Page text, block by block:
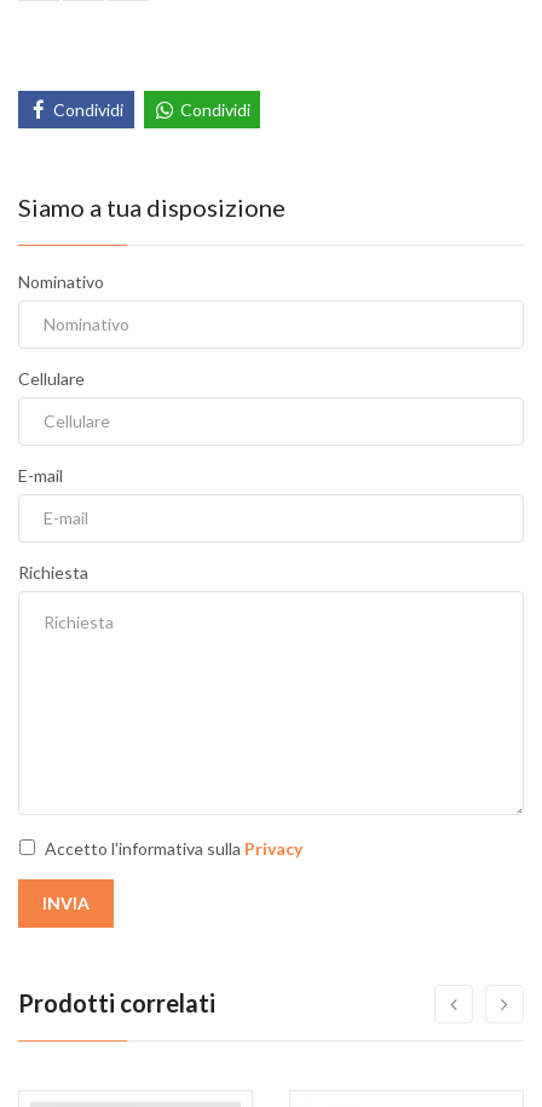
Condividi Condividi
Siamo a tua disposizione
Nominativo
Cellulare
E-mail
Richiesta
Accetto l'informativa sulla Privacy
INVIA
Prodotti correlati